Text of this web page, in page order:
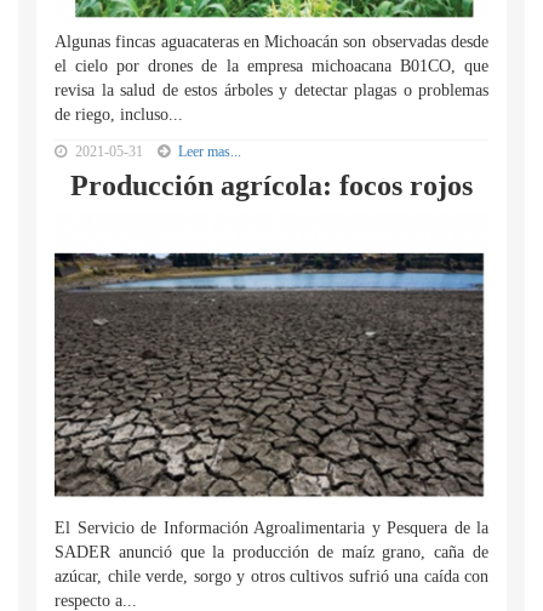
Algunas fincas aguacateras en Michoacán son observadas desde
el cielo por drones de la empresa michoacana B01CO, que
revisa la salud de estos árboles y detectar plagas o problemas
de riego, incluso...
2021-05-31 Leer mas...
Producción agrícola: focos rojos
El Servicio de Información Agroalimentaria y Pesquera de la
SADER anunció que la producción de maíz grano, caña de
azúcar, chile verde, sorgo y otros cultivos sufrió una caída con
respecto a...